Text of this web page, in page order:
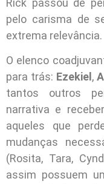
Rick passou de
pelo carisma de
extrema relevância.
O elenco
para trás: Ezekiel ,
tantos outros
narrativa e
aqueles que
mudanças
(Rosita, Tara,
assim possuem